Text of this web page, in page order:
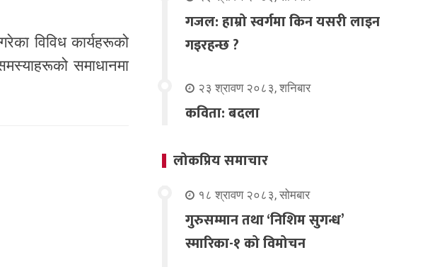
विविध कार्यहरूको
समाधानमा
गजल: हाम्रो स्वर्गमा किन यसरी लाइन
गइरहन्छ ?
२३ श्रावण २०८३, शनिबार
कविता: बदला
लोकप्रिय समाचार
१८ श्रावण २०८३, सोमबार
गुरुसम्मान तथा ‘निशिम सुगन्ध’
स्मारिका-१ को विमोचन